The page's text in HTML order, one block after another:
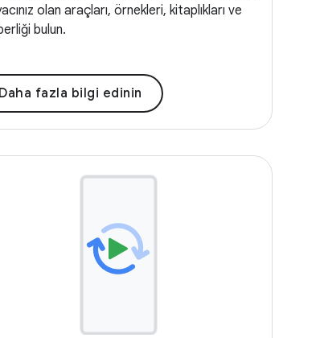
olan araçları, örnekleri, kitaplıkları ve
bulun.
Daha fazla bilgi edinin